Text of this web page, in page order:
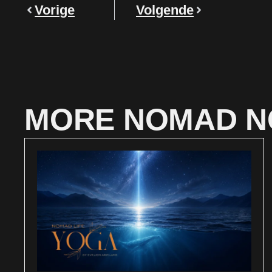
Vorige Volgende
MORE NOMAD